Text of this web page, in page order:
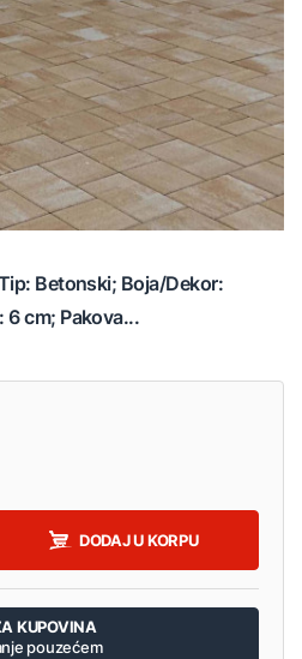
Betonski; Boja/Dekor:
6 cm; Pakova...
DODAJ U KORPU
KUPOVINA
pouzećem